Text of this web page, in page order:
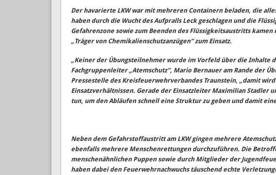
Der havarierte LKW war mit mehreren Containern beladen, die
haben durch die Wucht des Aufpralls Leck geschlagen und die
Gefahrenzone sowie zum Beenden des Flüssigkeitsaustritts
„Träger von Chemikalienschutzanzügen“ zum Einsatz.
„Keiner der Übungsteilnehmer wurde im Vorfeld über die Inhalte
Fachgruppenleiter „Atemschutz“, Mario Bernauer am Rande der
Pressestelle des Kreisfeuerwehrverbandes Traunstein, „damit
Einsatzverhältnissen. Gerade der Einsatzleiter Maximilian Stadler
tun, um den Abläufen schnell eine Struktur zu geben und damit
Neben dem Gefahrstoffaustritt am LKW gingen mehrere
ebenfalls mehrere Menschenrettungen durchzuführen. Die
menschenähnlichen Puppen sowie durch Mitglieder der
haben dabei den Feuerwehrnachwuchs täuschend echte